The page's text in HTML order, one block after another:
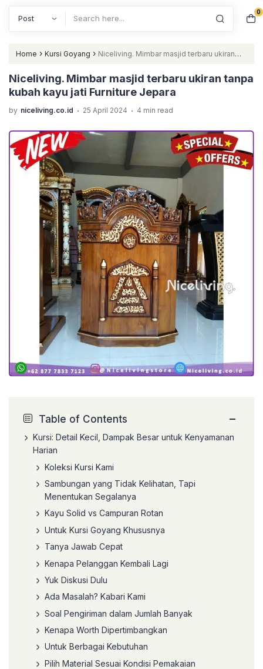
0
Home › Kursi Goyang › Niceliving. Mimbar masjid terbaru ukiran
tanpa kubah kayu jati Furniture Jepara
Niceliving. Mimbar masjid terbaru ukiran tanpa
kubah kayu jati Furniture Jepara
by niceliving.co.id . 25 April 2024 . 4 min read
Table of Contents −
Kursi: Detail Kecil, Dampak Besar untuk Kenyamanan
Harian
Koleksi Kursi Kami
Sambungan yang Tidak Kelihatan, Tapi
Menentukan Segalanya
Kayu Solid vs Campuran Rotan
Untuk Kursi Goyang Khususnya
Tanya Jawab Cepat
Kenapa Pelanggan Kembali Lagi
Yuk Diskusi Dulu
Ada Masalah? Kabari Kami
Soal Pengiriman dalam Jumlah Banyak
Kenapa Worth Dipertimbangkan
Untuk Berbagai Kebutuhan
Pilih Material Sesuai Kondisi Pemakaian